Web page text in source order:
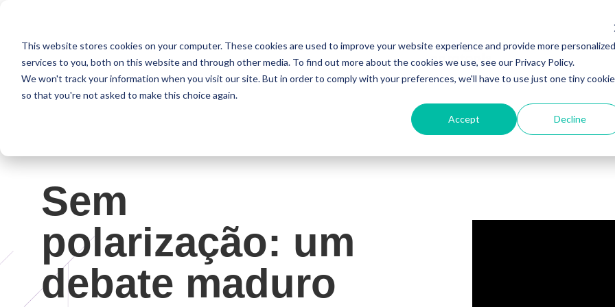
This website stores cookies on your computer. These cookies are used to improve your website experience and provide more personalized
services to you, both on this website and through other media. To find out more about the cookies we use, see our Privacy Policy.
We won't track your information when you visit our site. But in order to comply with your preferences, we'll have to use just one tiny cookie
so that you're not asked to make this choice again.
Accept Decline
Sem
polarização: um
debate maduro